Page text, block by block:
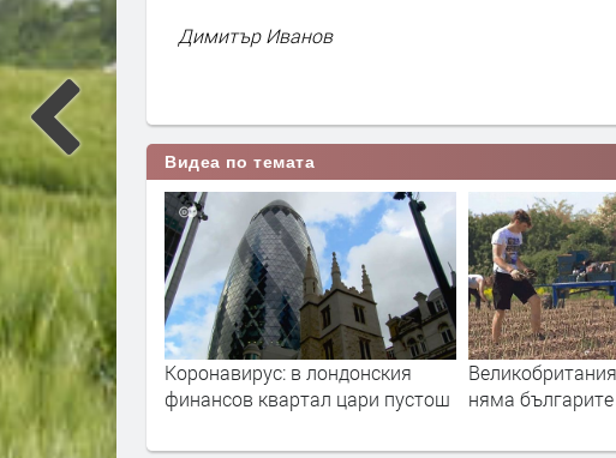
Димитър Иванов
Видеа по темата
в лондонския
квартал цари пустош
Великобритания: когато ги
няма българите и румънците
Бизнес